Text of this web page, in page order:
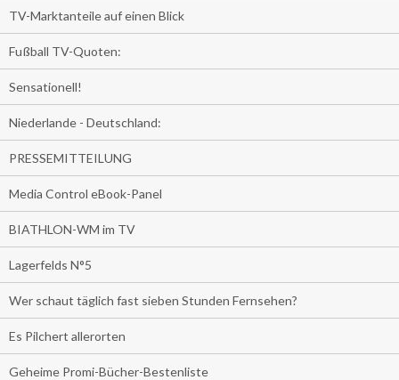
TV-Marktanteile auf einen Blick
Fußball TV-Quoten:
Sensationell!
Niederlande - Deutschland:
PRESSEMITTEILUNG
Media Control eBook-Panel
BIATHLON-WM im TV
Lagerfelds N°5
Wer schaut täglich fast sieben Stunden Fernsehen?
Es Pilchert allerorten
Geheime Promi-Bücher-Bestenliste